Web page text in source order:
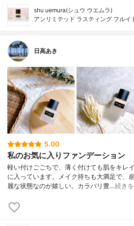
shu uemura(シュウ ウエムラ)
アンリミテッド ラスティング フルイ
日高あき
5.00
私のお気に入りファンデーション
軽い付けごごちで、薄く付けても肌をキレ
に入っています。メイク持ちも大満足で、
麗な状態なのが嬉しい。カラバリ豊…続き